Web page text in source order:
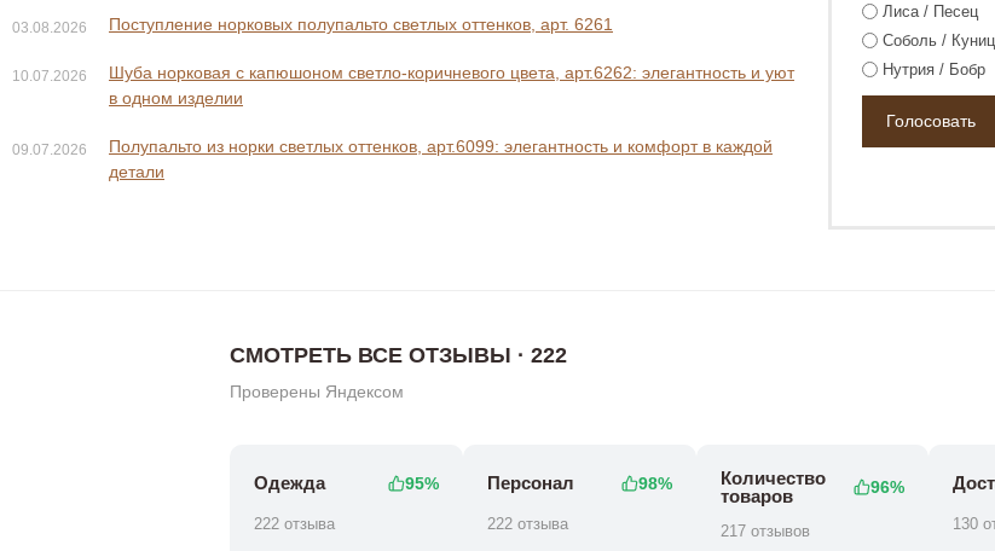
118 800 ₽ 136 800 ₽
03.08.2026 Поступление норковых полупальто светлых оттенков, арт. 6261
10.07.2026
Шуба норковая с капюшоном светло-коричневого цвета, арт.6262: элегантность и уют
в одном изделии
09.07.2026
Полупальто из норки светлых оттенков, арт.6099: элегантность и комфорт в каждой
детали
Лиса / Песец
Соболь /
Нутрия / Бобр
СМОТРЕТЬ ВСЕ ОТЗЫВЫ · 222
Проверены Яндексом
Одежда 95%
222 отзыва
Персонал 98%
222 отзыва
Количество
товаров
96%
217 отзывов 130